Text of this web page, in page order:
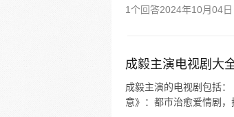
1个回答2024年10月04
成毅主演电视剧大
成毅主演的电视剧包括
意》：都市治愈爱情剧